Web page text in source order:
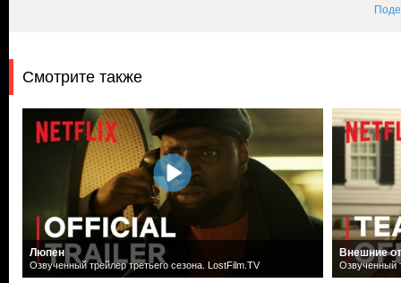
Смотрите также
Люпен
Озвученный трейлер третьего сезона. LostFilm.TV
Внешние
Озвученный